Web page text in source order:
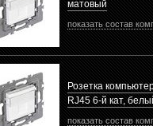
матовый
показать состав
Розетка
RJ45 6-й кат,
показать состав